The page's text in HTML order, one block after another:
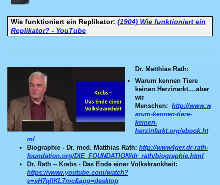
Wie funktioniert ein Replikator: (1904) Wie funktioniert ein
Replikator? - YouTube
Dr. Matthias Rath:
Warum kennen Tiere
keinen Herzinarkt....aber
wir
Menschen: http://www.w
arum-kennen-tiere-
keinen-
herzinfarkt.org/ebook.ht
ml
Biographie - Dr. med. Matthias Rath: http://www4ger.dr-rath-
foundation.org/DIE_FOUNDATION/dr_rath/biographie.html
Dr. Rath -- Krebs - Das Ende einer Volkskrankheit:
https://www.youtube.com/watch?
v=sH7qllKL7mc&app=desktop